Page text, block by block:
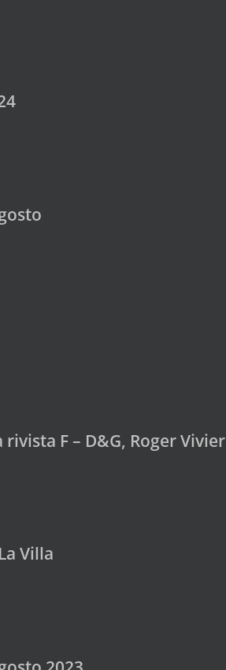
F – D&G, Roger Vivier
Villa